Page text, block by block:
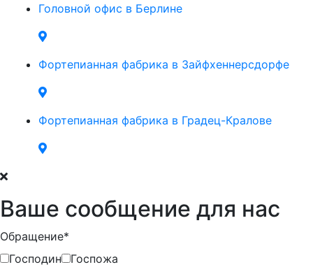
Головной офис в Берлине
Фортепианная фабрика в Зайфхеннерсдорфе
Фортепианная фабрика в Градец-Кралове
Ваше сообщение для нас
Обращение*
Господин
Госпожа